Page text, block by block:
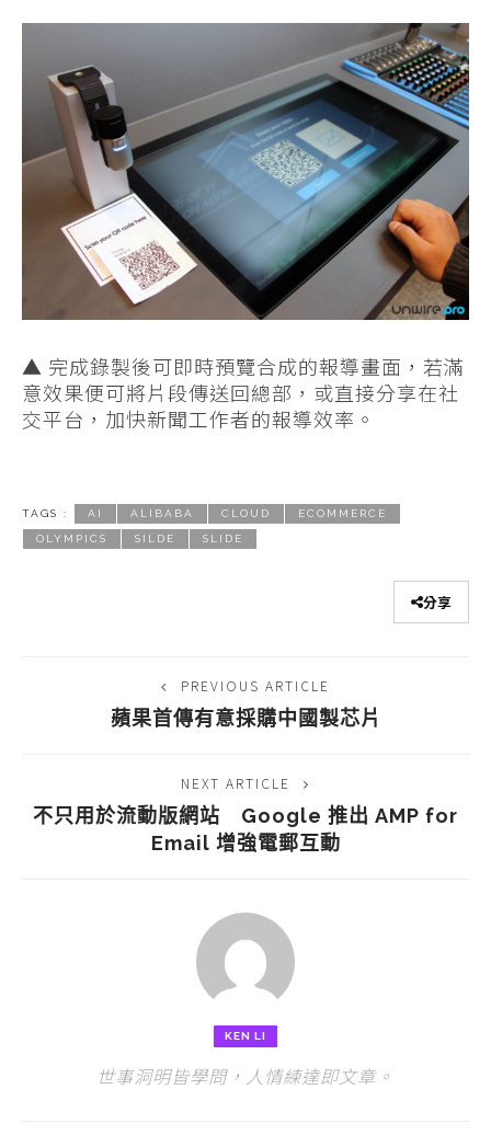
▲ 完成錄製後可即時預覽合成的報導畫面，若滿
意效果便可將片段傳送回總部，或直接分享在社
交平台，加快新聞工作者的報導效率。
TAGS : AI ALIBABA CLOUD ECOMMERCE
OLYMPICS SILDE SLIDE
分享
PREVIOUS ARTICLE
蘋果首傳有意採購中國製芯片
NEXT ARTICLE
不只用於流動版網站 Google 推出 AMP for
Email 增強電郵互動
KEN LI
世事洞明皆學問，人情練達即文章。